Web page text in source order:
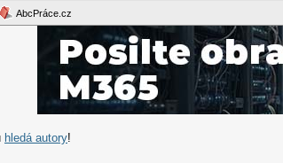
AbcPráce.cz
hledá autory!